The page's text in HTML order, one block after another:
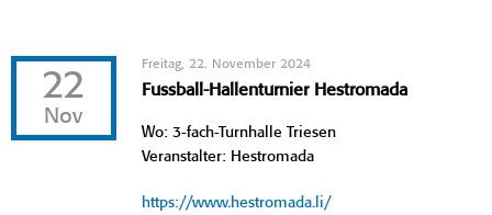
22
Nov
Freitag, 22. November 2024
Fussball-Hallenturnier Hestromada
Wo: 3-fach-Turnhalle Triesen
Veranstalter: Hestromada
https://www.hestromada.li/